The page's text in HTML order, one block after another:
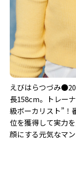
えびはらつづみ
長158cm。トレー
級ボーカリスト”！
位を獲得して実力
顔にする元気なマ